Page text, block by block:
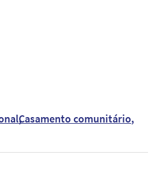
Casamento comunitário